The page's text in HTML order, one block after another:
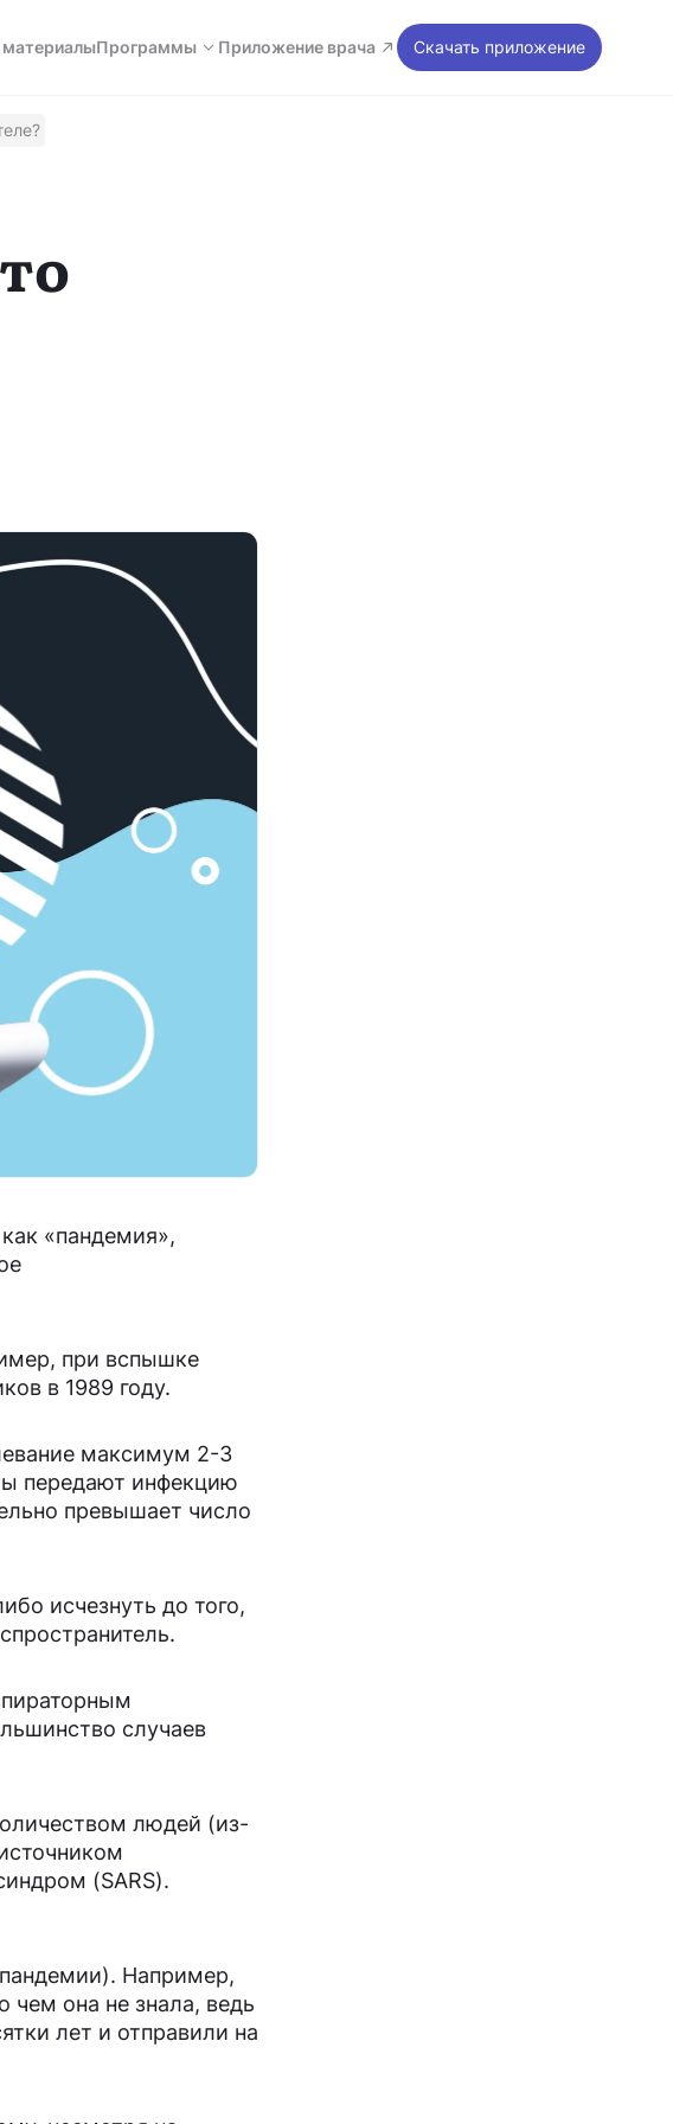
Программы Приложение врача Скачать приложение
«пандемия»,
при вспышке
в 1989 году.
максимум 2-3
передают инфекцию
превышает число
исчезнуть до того,
случаев
людей (из-
(SARS).
Например,
она не знала, ведь
лет и отправили на